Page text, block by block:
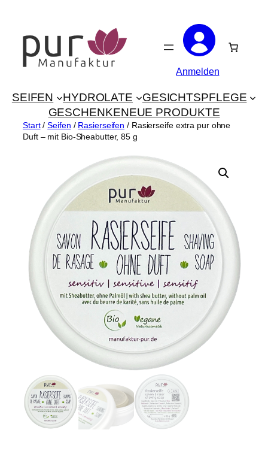
springen
Anmelden
SEIFEN HYDROLATE
GESICHTSPFLEGE
GESCHENKENEUE PRODUKTE
Start/Seifen / Rasierseifen / Rasierseife extra pur ohne
Duft – mit Bio-Sheabutter, 85 g